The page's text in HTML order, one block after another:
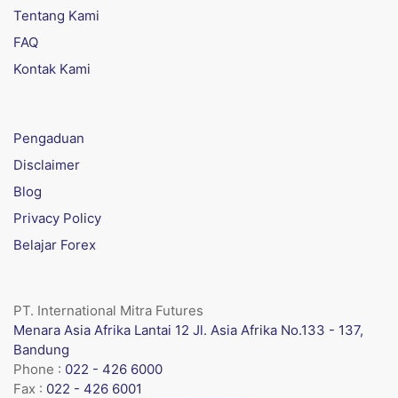
Tentang Kami
FAQ
Kontak Kami
Pengaduan
Disclaimer
Blog
Privacy Policy
Belajar Forex
PT. International Mitra Futures
Menara Asia Afrika Lantai 12 Jl. Asia Afrika No.133 - 137,
Bandung
Phone : 022 - 426 6000
Fax : 022 - 426 6001